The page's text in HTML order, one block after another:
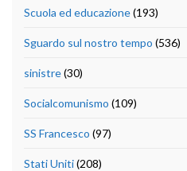
Scuola ed educazione(193)
Sguardo sul nostro tempo (536)
sinistre(30)
Socialcomunismo (109)
SS Francesco (97)
Stati Uniti(208)